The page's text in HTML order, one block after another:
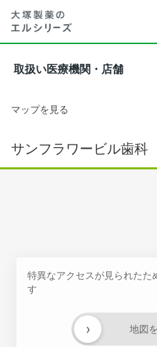
取扱い医療機関・店舗
マップを見る
サンフラワービル歯科
特異なアクセスが見られたた
す
地図
›